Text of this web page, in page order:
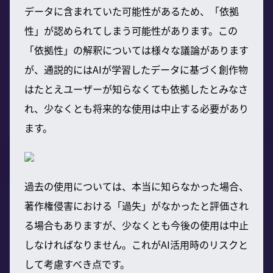
データに含まれていた可能性があるため、「依拠
性」が認められてしまう可能性があります。この
「依拠性」の解釈については様々な議論があります
が、通説的にはAIが学習したデータに基づく創作物
はたとえユーザーが知らなくても依拠したとみなさ
れ、少なくとも将来的な使用は中止する必要があり
ます。
過去の使用については、本当に知らなかった場合、
著作権侵害における「過失」がなかったと評価され
る場合もありますが、少なくとも今後の使用は中止
しなければなりません。これがAI活用時のリスクと
して考慮すべき点です。